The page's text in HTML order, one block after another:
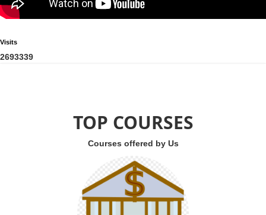
Visits
2693339
TOP COURSES
Courses offered by Us